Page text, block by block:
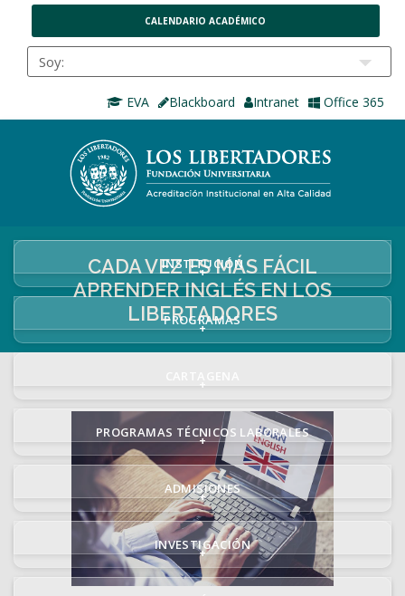
CALENDARIO ACADÉMICO
EVA Blackboard Intranet Office 365
INSTITUCIÓN
+
PROGRAMAS
+
+
PROGRAMAS TÉCNICOS LABORALES
+
ADMISIONES
+
INVESTIGACIÓN
+
CADA VEZ ES MÁS FÁCIL
APRENDER INGLÉS EN LOS
LIBERTADORES